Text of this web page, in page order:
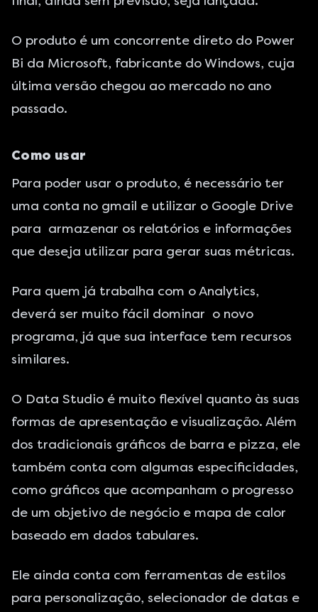
O produto é um concorrente direto do Power
Bi da Microsoft, fabricante do Windows, cuja
última versão chegou ao mercado no ano
passado.
Como usar
Para poder usar o produto, é necessário ter
uma conta no gmail e utilizar o Google Drive
para armazenar os relatórios e informações
que deseja utilizar para gerar suas métricas.
Para quem já trabalha com o Analytics,
deverá ser muito fácil dominar o novo
programa, já que sua interface tem recursos
similares.
O Data Studio é muito flexível quanto às suas
formas de apresentação e visualização. Além
dos tradicionais gráficos de barra e pizza, ele
também conta com algumas especificidades,
como gráficos que acompanham o progresso
de um objetivo de negócio e mapa de calor
baseado em dados tabulares.
Ele ainda conta com ferramentas de estilos
para personalização, selecionador de datas e